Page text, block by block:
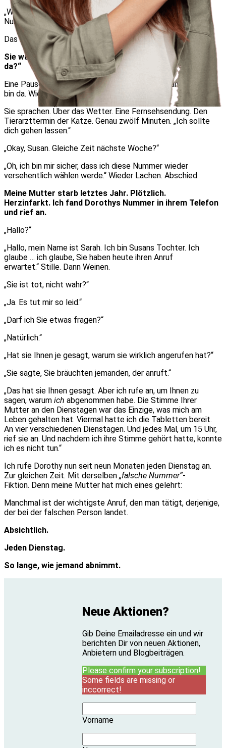
„Weil es schwer ist, Hilfe anzunehmen. Aber eine falsche
Nummer anzunehmen, ist leicht.“
Das Handy meiner Mutter vibrierte. Dienstag. 15 Uhr.
Sie wählte die Nummer. „Hallo, hier ist Susan. Ist Robert
da?“
Eine Pause. Dann Lachen. „Kein Robert hier, Susan. Aber ich
bin da. Wie war deine Woche?“
Sie sprachen. Über das Wetter. Eine Fernsehsendung. Den
Tierarzttermin der Katze. Genau zwölf Minuten. „Ich sollte
dich gehen lassen.“
„Okay, Susan. Gleiche Zeit nächste Woche?“
„Oh, ich bin mir sicher, dass ich diese Nummer wieder
versehentlich wählen werde.“ Wieder Lachen. Abschied.
Meine Mutter starb letztes Jahr. Plötzlich.
Herzinfarkt. Ich fand Dorothys Nummer in ihrem Telefon
und rief an.
„Hallo?“
„Hallo, mein Name ist Sarah. Ich bin Susans Tochter. Ich
glaube … ich glaube, Sie haben heute ihren Anruf
erwartet.“ Stille. Dann Weinen.
„Sie ist tot, nicht wahr?“
„Ja. Es tut mir so leid.“
„Darf ich Sie etwas fragen?“
„Natürlich.“
„Hat sie Ihnen je gesagt, warum sie wirklich angerufen hat?“
„Sie sagte, Sie bräuchten jemanden, der anruft.“
„Das hat sie Ihnen gesagt. Aber ich rufe an, um Ihnen zu
sagen, warum ich abgenommen habe. Die Stimme Ihrer
Mutter an den Dienstagen war das Einzige, was mich am
Leben gehalten hat. Viermal hatte ich die Tabletten bereit.
An vier verschiedenen Dienstagen. Und jedes Mal, um 15 Uhr,
rief sie an. Und nachdem ich ihre Stimme gehört hatte, konnte
ich es nicht tun.“
Ich rufe Dorothy nun seit neun Monaten jeden Dienstag an.
Zur gleichen Zeit. Mit derselben „falsche Nummer“-
Fiktion. Denn meine Mutter hat mich eines gelehrt:
Manchmal ist der wichtigste Anruf, den man tätigt, derjenige,
der bei der falschen Person landet.
Absichtlich.
Jeden Dienstag.
So lange, wie jemand abnimmt.
Neue Aktionen?
Gib Deine Emailadresse ein und wir
berichten Dir von neuen Aktionen,
Anbietern und Blogbeiträgen.
Please confirm your subscription!
Some fields are missing or
inccorrect!
Vorname